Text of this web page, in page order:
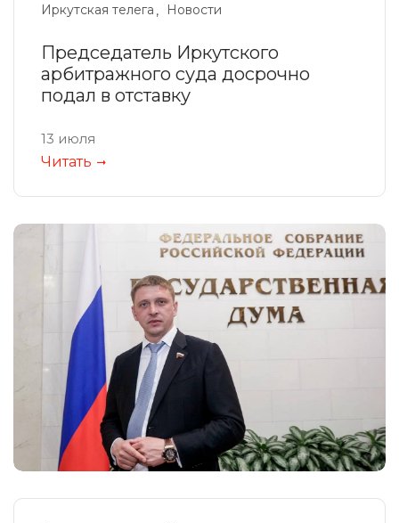
Иркутская телега Новости
Председатель Иркутского
арбитражного суда досрочно
подал в отставку
13 июля
Читать